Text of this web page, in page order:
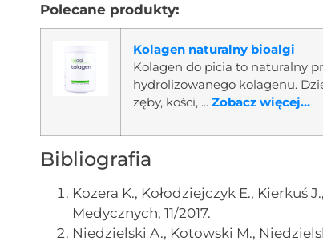
Polecane produkty:
Kolagen naturalny bioalgi
Kolagen do picia to naturalny
hydrolizowanego kolagenu.
zęby, kości, ...Zobacz więcej...
Bibliografia
Kozera K., Kołodziejczyk E., Kierkuś
Medycznych, 11/2017.
Niedzielski A., Kotowski M.,